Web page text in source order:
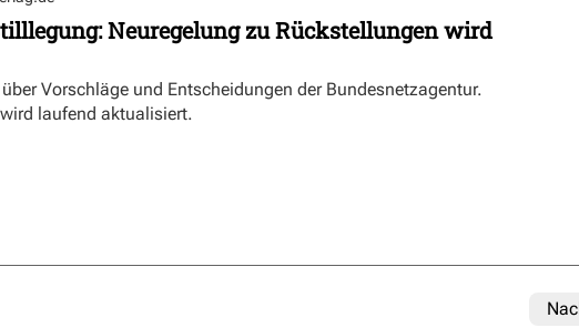
Neuregelung zu Rückstellungen wird
Vorschläge und Entscheidungen der Bundesnetzagentur.
laufend aktualisiert.